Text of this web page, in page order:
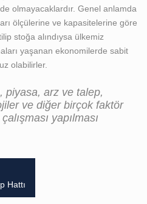
olmayacaklardır. Genel anlamda
ölçülerine ve kapasitelerine göre
stoğa alındıysa ülkemiz
yaşanan ekonomilerde sabit
olabilirler.
piyasa, arz ve talep,
ve diğer birçok faktör
yapılması
Hattı